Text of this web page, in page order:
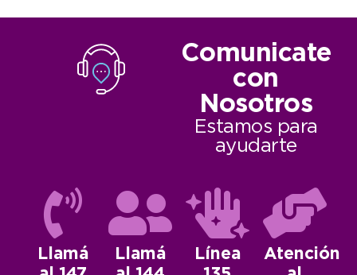
Comunicate
con
Nosotros
Estamos para
ayudarte
Llamá
Llamá
Línea
Atención